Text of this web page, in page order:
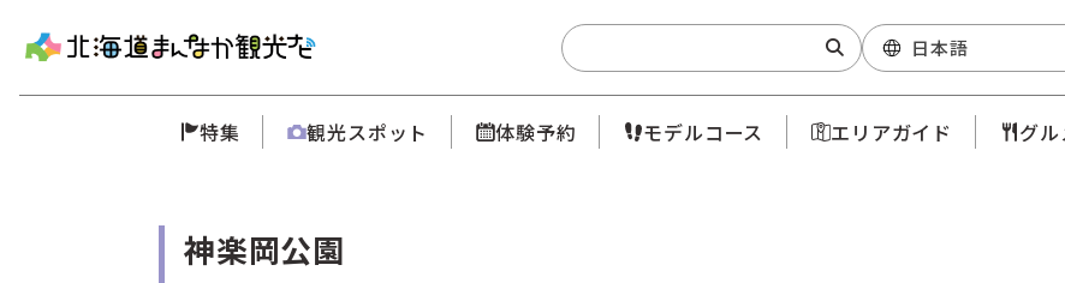
日本語
特集 観光スポット 体験予約 モデルコース エリアガイド グ
神楽岡公園